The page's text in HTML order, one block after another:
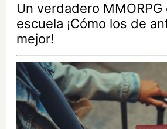
Un verdadero MMORPG
escuela ¡Cómo los de
mejor!